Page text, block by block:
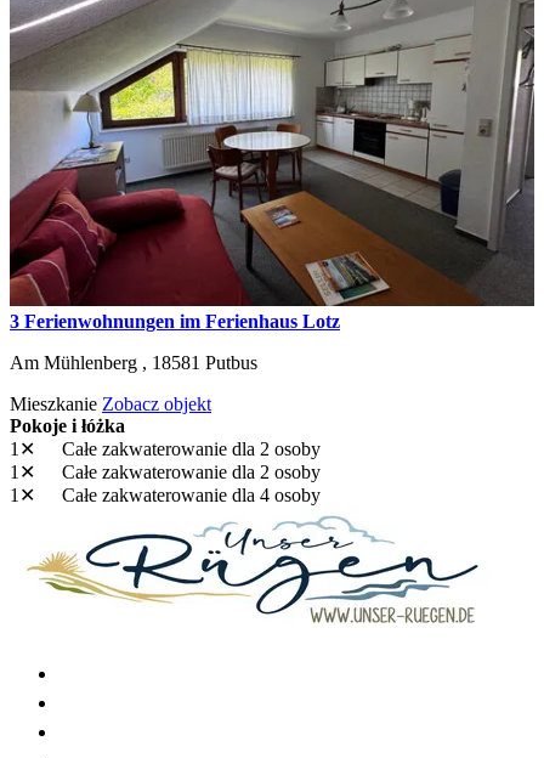
3 Ferienwohnungen im Ferienhaus Lotz
Am Mühlenberg , 18581 Putbus
Mieszkanie Zobacz objekt
Pokoje i łóżka
1✕
Całe zakwaterowanie dla 2 osoby
1✕
Całe zakwaterowanie dla 2 osoby
1✕
Całe zakwaterowanie dla 4 osoby